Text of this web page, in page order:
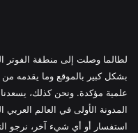
لطالما وصلت إلى منطقة الفوتر
بشكل كبير بالموقع وما يقدمه
علمية مؤكدة. ونحن كذلك، يسعدنا
المدونة الأولى في العالم
استفسار أو أي شيء آخر، نرجو